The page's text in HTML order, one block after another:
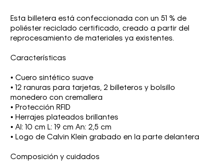
Esta billetera está confeccionada con un 51 % de
poliéster reciclado certificado, creado a partir del
reprocesamiento de materiales ya existentes.
Características
• Cuero sintético suave
• 12 ranuras para tarjetas, 2 billeteros y bolsillo
monedero con cremallera
• Protección RFID
• Herrajes plateados brillantes
• Al: 10 cm L: 19 cm An: 2,5 cm
• Logo de Calvin Klein grabado en la parte delantera
Composición y cuidados